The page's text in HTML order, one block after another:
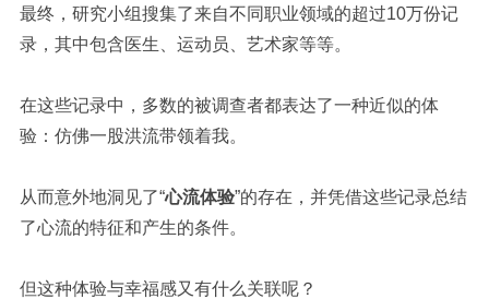
最终，研究小组搜集了来自不同职业领域的超过10万份记
录，其中包含医生、运动员、艺术家等等。
在这些记录中，多数的被调查者都表达了一种近似的体
验：仿佛一股洪流带领着我。
从而意外地洞见了“心流体验”的存在，并凭借这些记录总结
了心流的特征和产生的条件。
但这种体验与幸福感又有什么关联呢？